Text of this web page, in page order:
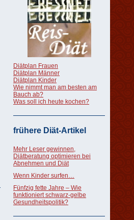
Diätplan Frauen
Diätplan Männer
Diätplan Kinder
Wie nimmt man am besten am
Bauch ab?
Was soll ich heute kochen?
frühere Diät-Artikel
Mehr Leser gewinnen,
Diätberatung optimieren bei
Abnehmen und Diät
Wenn Kinder surfen…
Fünfzig fette Jahre – Wie
funktioniert schwarz-gelbe
Gesundheitspolitik?